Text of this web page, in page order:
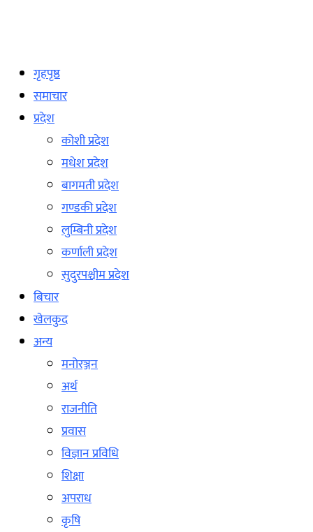
गृहपृष्ठ
समाचार
प्रदेश
कोशी प्रदेश
मधेश प्रदेश
बागमती प्रदेश
गण्डकी प्रदेश
लुम्बिनी प्रदेश
कर्णाली प्रदेश
सुदुरपश्चीम प्रदेश
बिचार
खेलकुद
अन्य
मनोरञ्जन
अर्थ
राजनीति
प्रवास
विज्ञान प्रविधि
शिक्षा
अपराध
कृषि